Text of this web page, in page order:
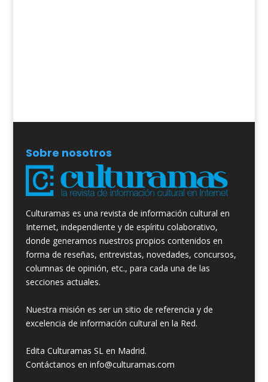
Sobre nosotros
Culturamas es una revista de información cultural en
Internet, independiente y de espíritu colaborativo,
donde generamos nuestros propios contenidos en
forma de reseñas, entrevistas, novedades, concursos,
columnas de opinión, etc., para cada una de las
secciones actuales.
Nuestra misión es ser un sitio de referencia y de
excelencia de información cultural en la Red.
Edita Culturamas SL en Madrid.
Contáctanos en info@culturamas.com